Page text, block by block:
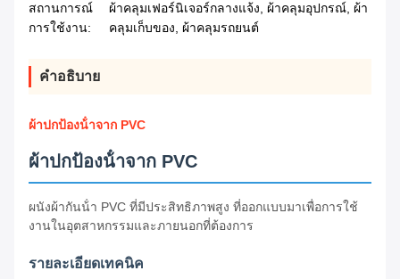
สถานการณ์
การใช้งาน:
ผ้าคลุมเฟอร์นิเจอร์กลางแจ้ง, ผ้าคลุมอุปกรณ์, ผ้า
คลุมเก็บของ, ผ้าคลุมรถยนต์
คําอธิบาย
ผ้าปกป้องน้ําจาก PVC
ผ้าปกป้องน้ําจาก PVC
ผนังผ้ากันน้ํา PVC ที่มีประสิทธิภาพสูง ที่ออกแบบมาเพื่อการใช้
งานในอุตสาหกรรมและภายนอกที่ต้องการ
รายละเอียดเทคนิค